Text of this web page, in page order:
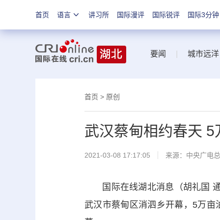
首页 语言 讲习所 国际漫评 国际锐评 国际3分钟
要闻 城市远洋
首页 > 原创
武汉蔡甸相约春天
2021-03-08 17:17:05 来源： 中央广电
国际在线湖北消息（胡礼国 通
武汉市蔡甸区消泗乡开幕，5万